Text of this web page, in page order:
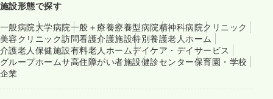
施設形態で探す
一般病院大学病院一般＋療養療養型病院精神科病院クリニック
美容クリニック訪問看護介護施設特別養護老人ホーム
介護老人保健施設有料老人ホームデイケア・デイサービス
グループホームサ高住障がい者施設健診センター保育園・学校
企業